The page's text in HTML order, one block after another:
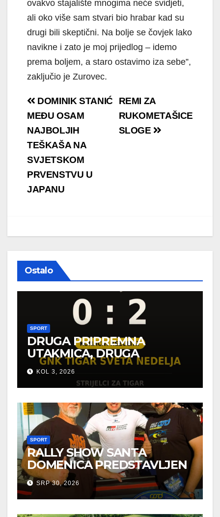
ovakvo stajalište mnogima neće svidjeti,
ali oko više sam stvari bio hrabar kad su
drugi bili skeptični. Na bolje se čovjek lako
navikne i zato je moj prijedlog – idemo
prema boljem, a staro ostavimo iza sebe”,
zaključio je Zurovec.
Navigacija
objava
REMI ZA
RUKOMETAŠICE
SLOGE
DOMINIK STANIĆ
MEĐU OSAM
NAJBOLJIH
TEŠKAŠA NA
SVJETSKOM
PRVENSTVU U
JAPANU
Ostalo
SPORT
DRUGA PRIPREMNA
UTAKMICA, DRUGA
POBJEDA ZA TIGROVE
KOL 3, 2026
SPORT
RALLY SHOW SANTA
DOMENICA PREDSTAVLJEN
U AUSTRIJI
SRP 30, 2026